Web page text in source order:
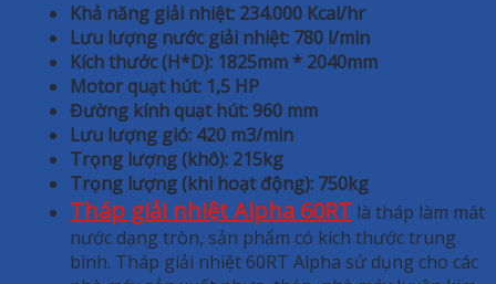
Khả năng giải nhiệt: 234.000 Kcal/hr
Lưu lượng nước giải nhiệt: 780 l/min
Kích thước (H*D): 1825mm * 2040mm
Motor quạt hút: 1,5 HP
Đường kính quạt hút: 960 mm
Lưu lượng gió: 420 m3/min
Trọng lượng (khô): 215kg
Trọng lượng (khi hoạt động): 750kg
Tháp giải nhiệt Alpha 60RT là tháp làm mát
nước dạng tròn, sản phẩm có kích thước trung
bình. Tháp giải nhiệt 60RT Alpha sử dụng cho các